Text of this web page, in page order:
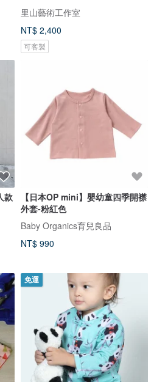
里山藝術工作室
NT$ 2,400
可客製
【日本OP mini】嬰幼童四季開襟
外套-粉紅色
Baby Organics育兒良品
NT$ 990
免運